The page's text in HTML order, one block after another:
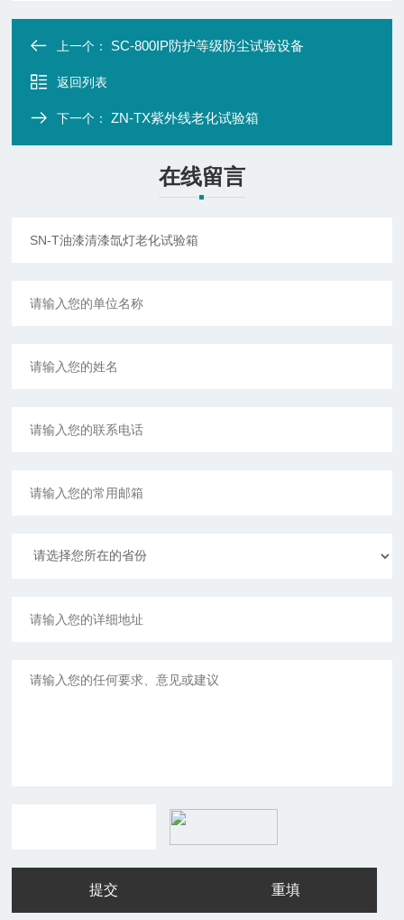
上一个： SC-800IP防护等级防尘试验设备
返回列表
下一个：ZN-TX紫外线老化试验箱
在线留言